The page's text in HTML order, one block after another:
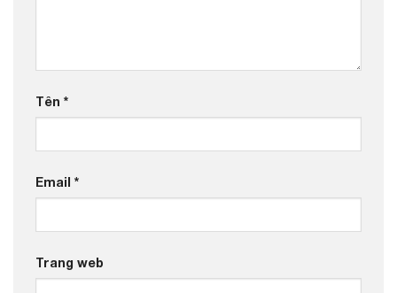
Tên *
Email *
Trang web